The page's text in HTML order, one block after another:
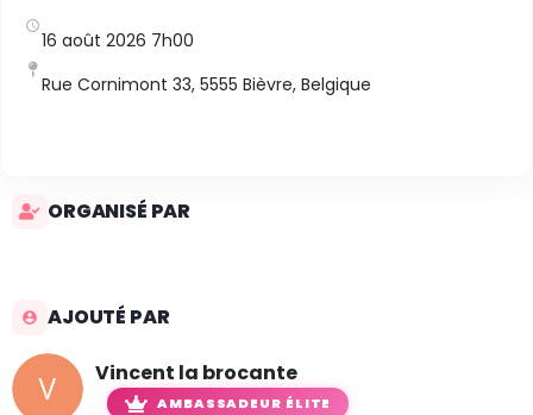
16 août 2026 7h00
Rue Cornimont 33, 5555 Bièvre, Belgique
ORGANISÉ PAR
AJOUTÉ PAR
Vincent la brocante
AMBASSADEUR ÉLITE